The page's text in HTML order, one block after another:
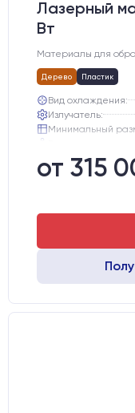
Лазерный
Вт
Материалы для
Дерево Пластик
Вид охлаждения:
Излучатель:
Минимальный
Вес брутто:
Транспортный
от 315